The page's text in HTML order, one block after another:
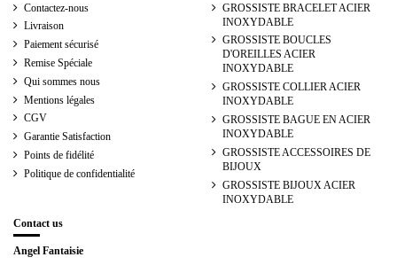
Contactez-nous
Livraison
Paiement sécurisé
Remise Spéciale
Qui sommes nous
Mentions légales
CGV
Garantie Satisfaction
Points de fidélité
Politique de confidentialité
GROSSISTE BRACELET ACIER
INOXYDABLE
GROSSISTE BOUCLES
D'OREILLES ACIER
INOXYDABLE
GROSSISTE COLLIER ACIER
INOXYDABLE
GROSSISTE BAGUE EN ACIER
INOXYDABLE
GROSSISTE ACCESSOIRES DE
BIJOUX
GROSSISTE BIJOUX ACIER
INOXYDABLE
Contact us
Angel Fantaisie